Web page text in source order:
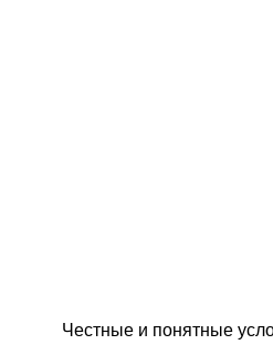
Честные и понятные